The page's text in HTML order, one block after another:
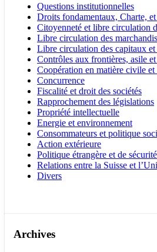
Questions institutionnelles
Droits fondamentaux, Charte,
Citoyenneté et libre circulation
Libre circulation des
Libre circulation des capitaux
Contrôles aux frontières, asile
Coopération en matière civile et
Concurrence
Fiscalité et droit des sociétés
Rapprochement des législations
Propriété intellectuelle
Energie et environnement
Consommateurs et politique
Action extérieure
Politique étrangère et de
Relations entre la Suisse et
Divers
Archives